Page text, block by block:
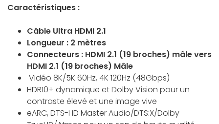
Caractéristiques :
Câble Ultra HDMI 2.1
Longueur : 2 mètres
Connecteurs : HDMI 2.1 (19 broches) mâle vers
HDMI 2.1 (19 broches) Mâle
Vidéo 8K/5K 60Hz, 4K 120Hz (48Gbps)
HDR10+ dynamique et Dolby Vision pour un
contraste élevé et une image vive
eARC, DTS-HD Master Audio/DTS:X/Dolby